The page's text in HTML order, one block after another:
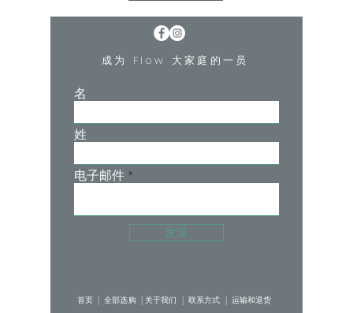
成为 Flow 大家庭的一员
名
姓
电子邮件
发送
首页 |全部选购 | 关于我们 | 联系方式 | 运输和退货